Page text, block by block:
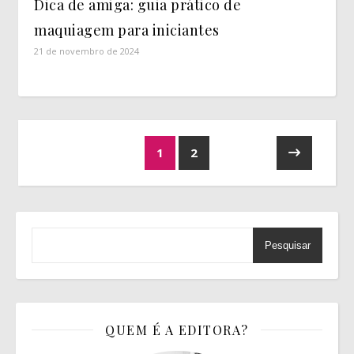
Dica de amiga: guia prático de
maquiagem para iniciantes
21 de novembro de 2024
1 2
Pesquisar
QUEM É A EDITORA?